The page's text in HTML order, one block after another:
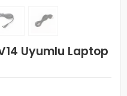
Uyumlu Laptop